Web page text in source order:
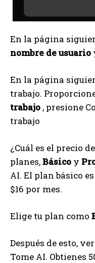
En la página
nombre de usuario
En la página
trabajo.
trabajo , presione
trabajo
¿Cuál es el precio
planes,Básico y
AI. El plan básico
$16 por mes.
Elige tu plan como
Después de esto,
Tome AI. Obtienes